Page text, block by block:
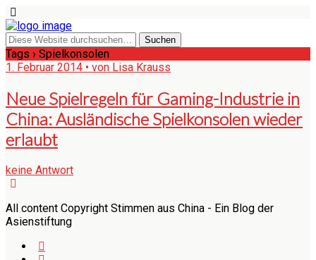
Tags › Spielkonsolen
1. Februar 2014 • von Lisa Krauss
Neue Spielregeln für Gaming-Industrie in
China: Ausländische Spielkonsolen wieder
erlaubt
keine Antwort
All content Copyright Stimmen aus China - Ein Blog der
Asienstiftung